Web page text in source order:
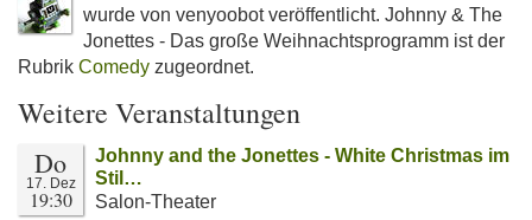
wurde von venyoobot veröffentlicht. Johnny & The
Jonettes - Das große Weihnachtsprogramm ist der
Rubrik Comedy zugeordnet.
Weitere Veranstaltungen
Do
17. Dez
19:30
Johnny and the Jonettes - White Christmas im
Stil…
Salon-Theater